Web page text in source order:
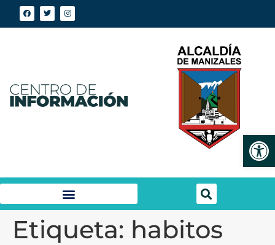
Etiqueta: habitos